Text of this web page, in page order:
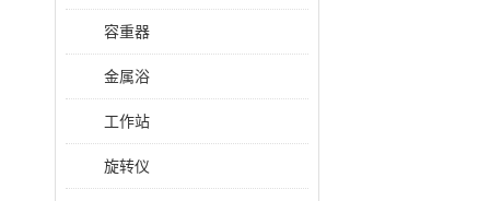
容重器
金属浴
工作站
旋转仪